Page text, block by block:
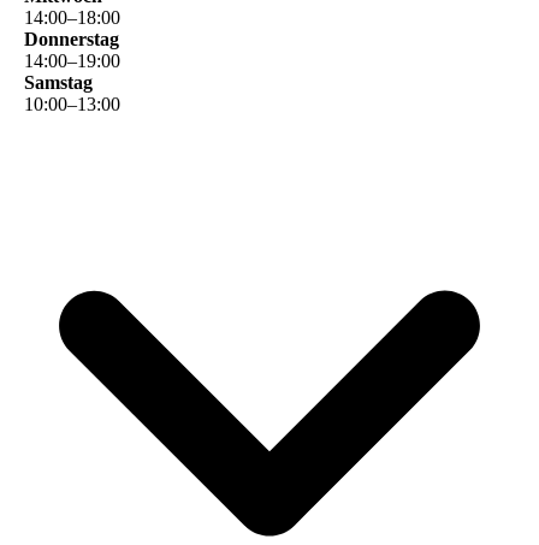
14:00–18:00
Donnerstag
14:00–19:00
Samstag
10:00–13:00